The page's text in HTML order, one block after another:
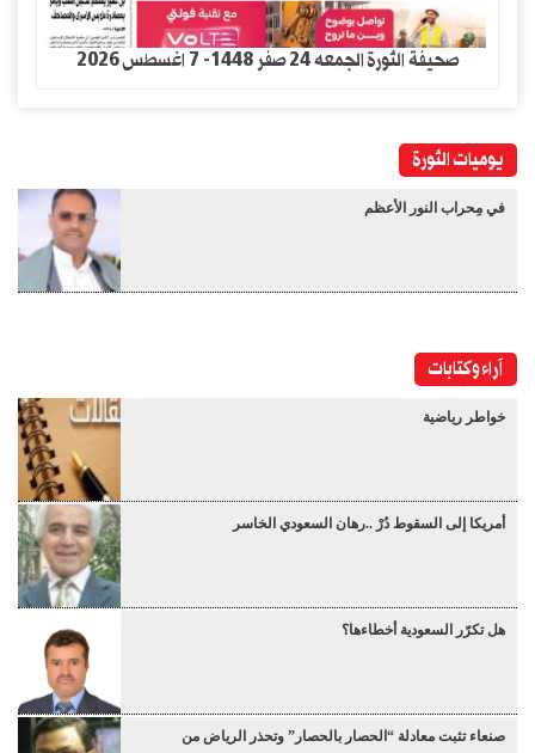
صحيفة الثورة الجمعه 24 صفر 1448- 7 اغسطس 2026
يوميات الثورة
في مِحراب النور الأعظم
آراء وكتابات
خواطر رياضية
أمريكا إلى السقوط دُرْ ..رهان السعودي الخاسر
هل تكرّر السعودية أخطاءها؟
صنعاء تثبت معادلة “الحصار بالحصار” وتحذر الرياض من